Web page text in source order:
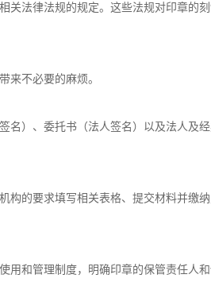
法律法规的规定。这些法规对印章的
来不必要的麻烦。
）、委托书（法人签名）以及法人及
的要求填写相关表格、提交材料并缴
和管理制度，明确印章的保管责任人